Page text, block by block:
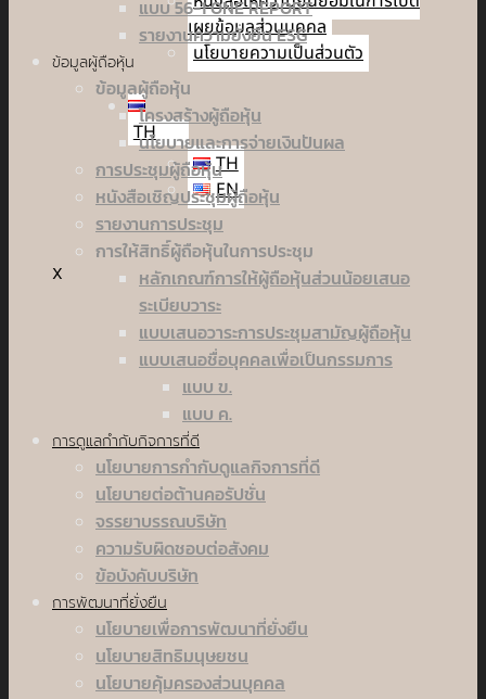
เผยข้อมูลส่วนบุคคล
นโยบายความเป็นส่วนตัว
TH
TH
EN
X
แบบ 56-1 ONE REPORT
รายงานความยั่งยืน ESG
ข้อมูลผู้ถือหุ้น
ข้อมูลผู้ถือหุ้น
โครงสร้างผู้ถือหุ้น
นโยบายและการจ่ายเงินปันผล
การประชุมผู้ถือหุ้น
หนังสือเชิญประชุมผู้ถือหุ้น
รายงานการประชุม
การให้สิทธิ์ผู้ถือหุ้นในการประชุม
หลักเกณฑ์การให้ผู้ถือหุ้นส่วนน้อยเสนอ
ระเบียบวาระ
แบบเสนอวาระการประชุมสามัญผู้ถือหุ้น
แบบเสนอชื่อบุคคลเพื่อเป็นกรรมการ
แบบ ข.
แบบ ค.
การดูแลกำกับกิจการที่ดี
นโยบายการกำกับดูแลกิจการที่ดี
นโยบายต่อต้านคอรัปชั่น
จรรยาบรรณบริษัท
ความรับผิดชอบต่อสังคม
ข้อบังคับบริษัท
การพัฒนาที่ยั่งยืน
นโยบายเพื่อการพัฒนาที่ยั่งยืน
นโยบายสิทธิมนุษยชน
นโยบายคุ้มครองส่วนบุคคล